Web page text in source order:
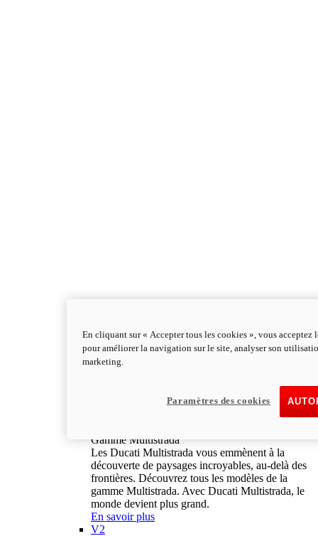
Gamme Multistrada
Les Ducati Multistrada vous emmènent à la
découverte de paysages incroyables, au-delà des
frontières. Découvrez tous les modèles de la
gamme Multistrada. Avec Ducati Multistrada, le
monde devient plus grand.
En savoir plus
V2
En cliquant sur « Accepter tous les cookies », vous acceptez
pour améliorer la navigation sur le site, analyser son
marketing.
Paramètres des cookies